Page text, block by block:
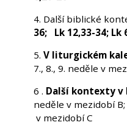
4. Další biblické
36; Lk 12,33-34; Lk
5. V liturgickém
7., 8., 9. neděle v
6 . Další kontexty
neděle v mezidobí
v mezidobí C